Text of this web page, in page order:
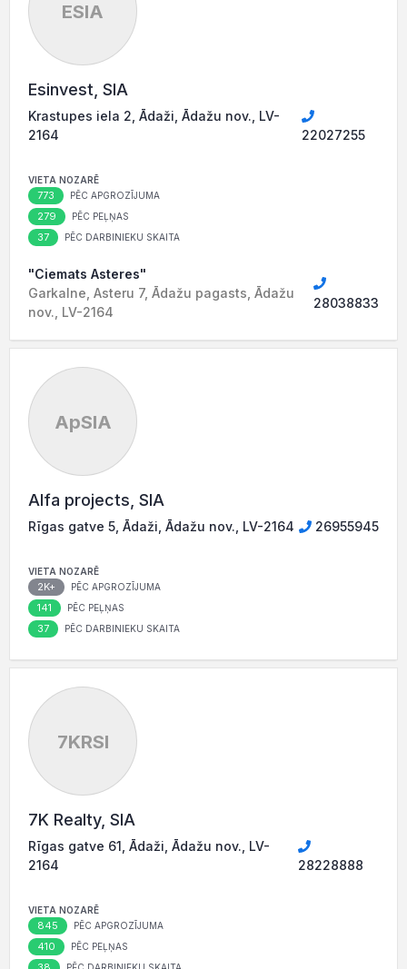
ESIA
Esinvest, SIA
Krastupes iela 2, Ādaži, Ādažu nov., LV-
2164
22027255
VIETA NOZARĒ
773 PĒC APGROZĪJUMA
279 PĒC PEĻŅAS
37 PĒC DARBINIEKU SKAITA
"Ciemats Asteres"
Garkalne, Asteru 7, Ādažu pagasts, Ādažu
nov., LV-2164
28038833
ApSIA
Alfa projects, SIA
Rīgas gatve 5, Ādaži, Ādažu nov., LV-2164 26955945
VIETA NOZARĒ
2K+ PĒC APGROZĪJUMA
141 PĒC PEĻŅAS
37 PĒC DARBINIEKU SKAITA
7KRSI
7K Realty, SIA
Rīgas gatve 61, Ādaži, Ādažu nov., LV-
2164
28228888
VIETA NOZARĒ
845 PĒC APGROZĪJUMA
410 PĒC PEĻŅAS